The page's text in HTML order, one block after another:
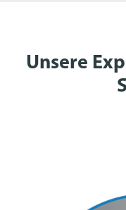
Unsere